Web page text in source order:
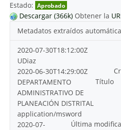
Estado: Aprobado
Descargar (366k) Obtener la
Metadatos extraídos
2020-07-30T18:12:00Z
UDiaz
2020-06-30T14:29:00Z
Título
DEPARTAMENTO
ADMINISTRATIVO DE
PLANEACIÓN DISTRITAL
application/msword
Última
2020-07-